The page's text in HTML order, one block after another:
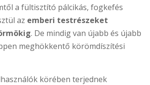
a fültisztító pálcikás, fogkefés
az emberi testrészeket
. De mindig van újabb és újabb
meghökkentő körömdíszítési
körében terjednek